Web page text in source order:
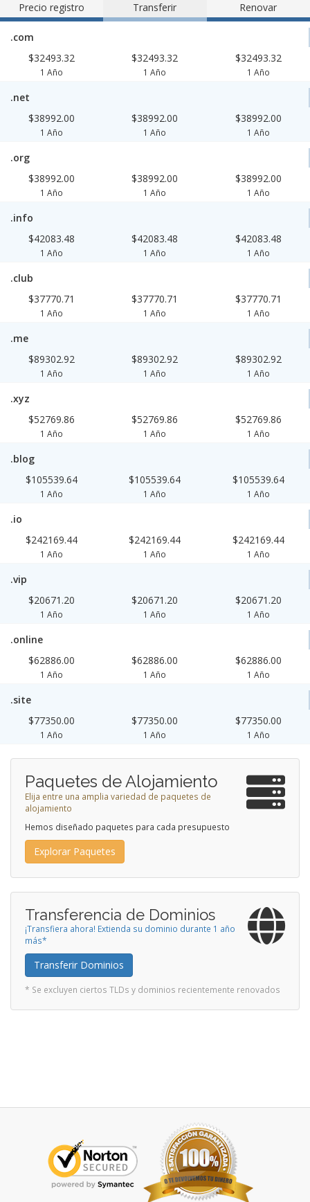
Precio registro
Transferir Renovar
.com
$32493.32
1 Año
$32493.32
1 Año
$32493.32
1 Año
.net
$38992.00
1 Año
$38992.00
1 Año
$38992.00
1 Año
.org
$38992.00
1 Año
$38992.00
1 Año
$38992.00
1 Año
.info
$42083.48
1 Año
$42083.48
1 Año
$42083.48
1 Año
.club
$37770.71
1 Año
$37770.71
1 Año
$37770.71
1 Año
.me
$89302.92
1 Año
$89302.92
1 Año
$89302.92
1 Año
.xyz
$52769.86
1 Año
$52769.86
1 Año
$52769.86
1 Año
.blog
$105539.64
1 Año
$105539.64
1 Año
$105539.64
1 Año
.io
$242169.44
1 Año
$242169.44
1 Año
$242169.44
1 Año
.vip
$20671.20
1 Año
$20671.20
1 Año
$20671.20
1 Año
.online
$62886.00
1 Año
$62886.00
1 Año
$62886.00
1 Año
.site
$77350.00
1 Año
$77350.00
1 Año
$77350.00
1 Año
Paquetes de Alojamiento
Elija entre una amplia variedad de paquetes de
alojamiento
Hemos diseñado paquetes para cada presupuesto
Explorar Paquetes
Transferencia de Dominios
¡Transfiera ahora! Extienda su dominio durante 1 año
más*
Transferir Dominios
* Se excluyen ciertos TLDs y dominios recientemente renovados